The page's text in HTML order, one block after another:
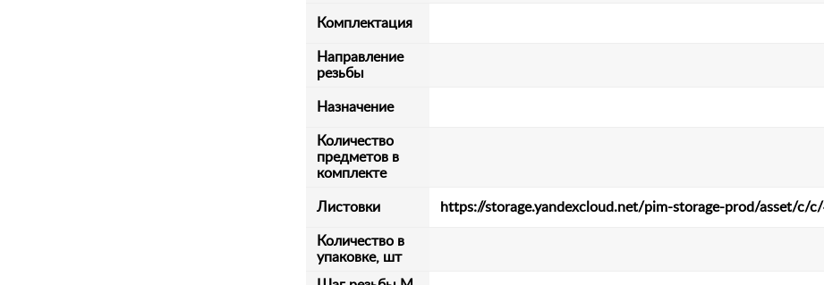
Комплектация
Направление
резьбы
Назначение
Количество
предметов в
комплекте
Листовки https://storage.yandexcloud.net/pim-storage-prod/asset/c/
Количество в
упаковке, шт